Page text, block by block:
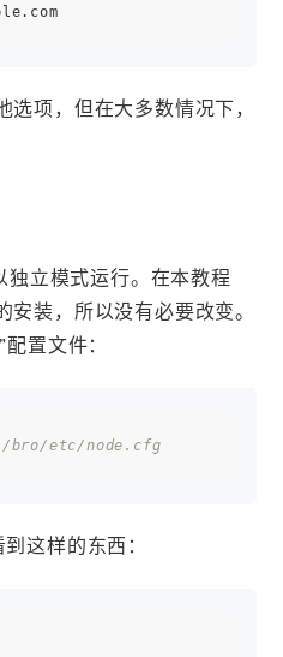
项，但在大多数情况下，
独立模式运行。在本教程
装，所以没有必要改变。
置文件：
bro/etc/node.cfg
这样的东西：